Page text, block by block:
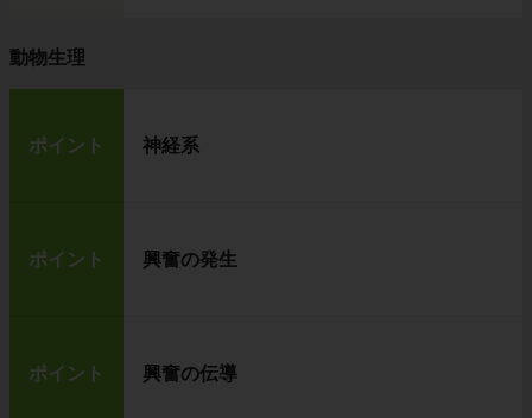
動物生理
ポイント 神経系
ポイント 興奮の発生
ポイント 興奮の伝導